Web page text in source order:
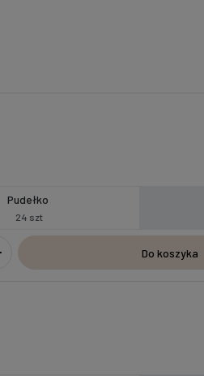
Pudełko
24 szt
Do koszyka